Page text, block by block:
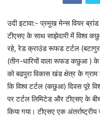
उदी इटावा:- प्रमुख मेन्स वियर ब्रांड
टीएसए के साथ साझेदारी में विश्व
रहे, रेड क्राउंड रूफड टर्टल
(तीन-धारियों वाला रूफड कछुआ )
को बढपुरा विकास खंड क्षेत्र के
कि विश्व टर्टल (कछुआ) दिवस पूरे
पर टर्टल लिमिटेड और टीएसए के
किया गया। टीएसए एक